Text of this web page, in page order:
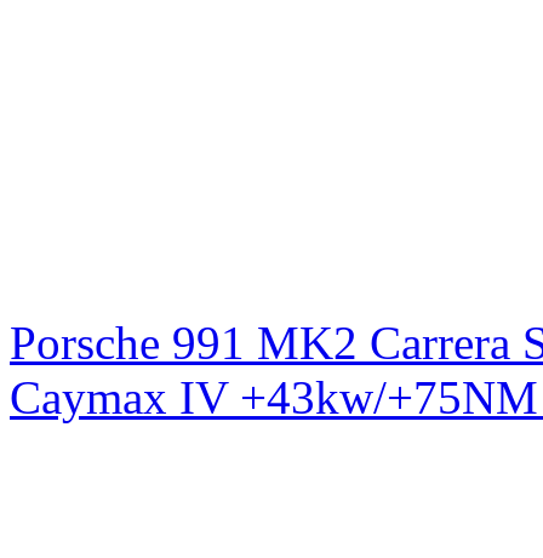
Porsche 991 MK2 Carrera
Caymax IV +43kw/